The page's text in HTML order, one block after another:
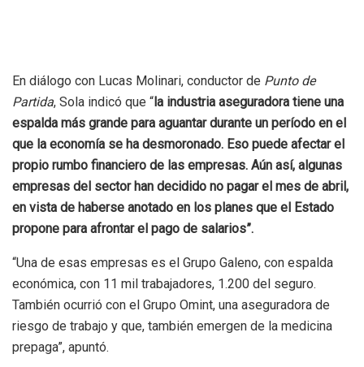
En diálogo con Lucas Molinari, conductor de Punto de
Partida, Sola indicó que “ la industria aseguradora tiene una
espalda más grande para aguantar durante un período en el
que la economía se ha desmoronado. Eso puede afectar el
propio rumbo financiero de las empresas. Aún así, algunas
empresas del sector han decidido no pagar el mes de abril,
en vista de haberse anotado en los planes que el Estado
propone para afrontar el pago de salarios”.
“Una de esas empresas es el Grupo Galeno, con espalda
económica, con 11 mil trabajadores, 1.200 del seguro.
También ocurrió con el Grupo Omint, una aseguradora de
riesgo de trabajo y que, también emergen de la medicina
prepaga”, apuntó.